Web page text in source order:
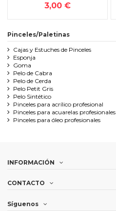
3,00 €
Pinceles/Paletinas
Cajas y Estuches de Pinceles
Esponja
Goma
Pelo de Cabra
Pelo de Cerda
Pelo Petit Gris
Pelo Sintético
Pinceles para acrílico profesional
Pinceles para acuarelas profesionales
Pinceles para óleo profesionales
INFORMACIÓN
CONTACTO
Síguenos